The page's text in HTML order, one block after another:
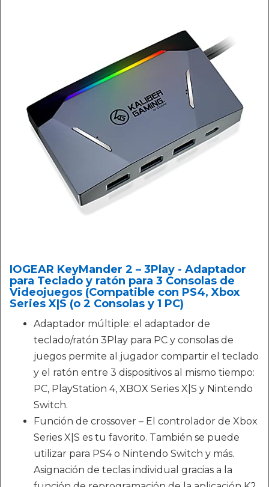
IOGEAR KeyMander 2 – 3Play - Adaptador
para Teclado y ratón para 3 Consolas de
Videojuegos (Compatible con PS4, Xbox
Series X|S (o 2 Consolas y 1 PC)
Adaptador múltiple: el adaptador de
teclado/ratón 3Play para PC y consolas de
juegos permite al jugador compartir el teclado
y el ratón entre 3 dispositivos al mismo tiempo:
PC, PlayStation 4, XBOX Series X|S y Nintendo
Switch.
Función de crossover – El controlador de Xbox
Series X|S es tu favorito. También se puede
utilizar para PS4 o Nintendo Switch y más.
Asignación de teclas individual gracias a la